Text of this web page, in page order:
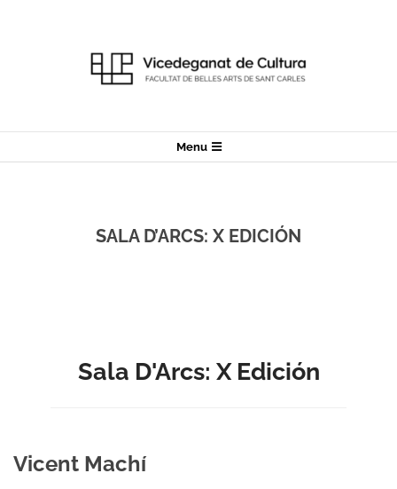
Menu
SALA D’ARCS: X EDICIÓN
Sala D'Arcs: X Edición
Vicent Machí